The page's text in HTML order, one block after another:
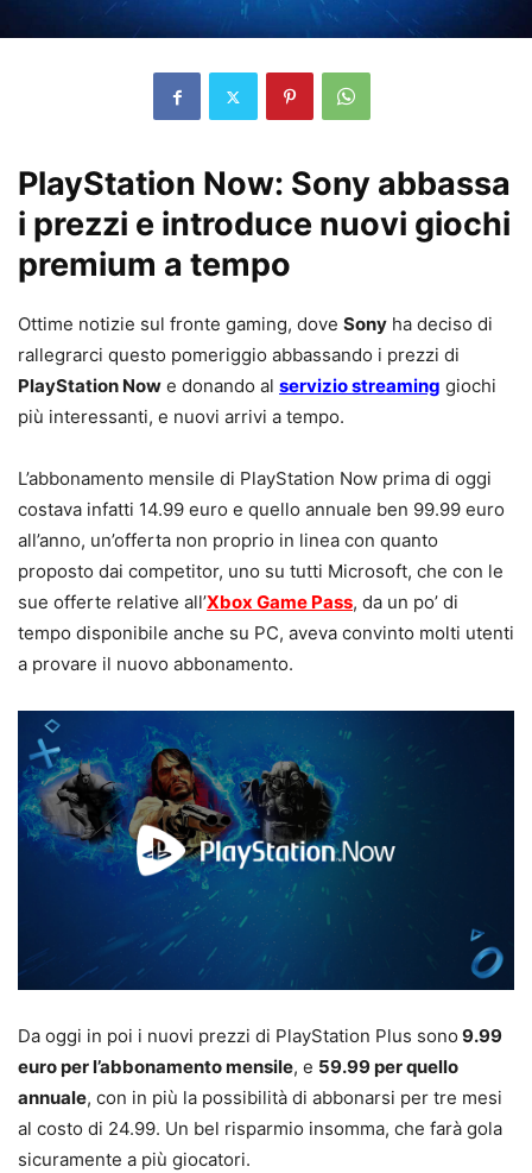
PlayStation Now: Sony abbassa
i prezzi e introduce nuovi giochi
premium a tempo
Ottime notizie sul fronte gaming, dove Sony ha deciso di
rallegrarci questo pomeriggio abbassando i prezzi di
PlayStation Now e donando al servizio streaming giochi
più interessanti, e nuovi arrivi a tempo.
L’abbonamento mensile di PlayStation Now prima di oggi
costava infatti 14.99 euro e quello annuale ben 99.99 euro
all’anno, un’offerta non proprio in linea con quanto
proposto dai competitor, uno su tutti Microsoft, che con le
sue offerte relative all’Xbox Game Pass, da un po’ di
tempo disponibile anche su PC, aveva convinto molti utenti
a provare il nuovo abbonamento.
Da oggi in poi i nuovi prezzi di PlayStation Plus sono 9.99
euro per l’abbonamento mensile, e 59.99 per quello
annuale, con in più la possibilità di abbonarsi per tre mesi
al costo di 24.99. Un bel risparmio insomma, che farà gola
sicuramente a più giocatori.